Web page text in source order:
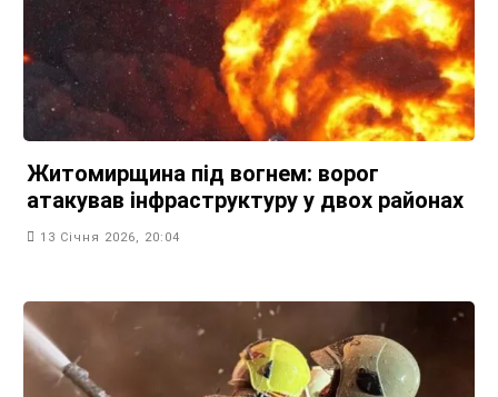
Житомирщина під вогнем: ворог
атакував інфраструктуру у двох районах
13 Січня 2026, 20:04